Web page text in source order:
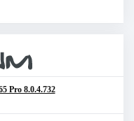
Pro 8.0.4.732